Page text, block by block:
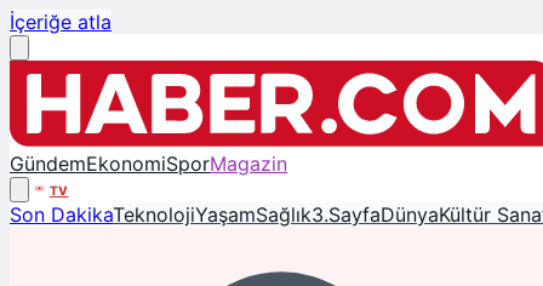
İçeriğe atla
GündemEkonomiSporMagazin
TV
Son DakikaTeknolojiYaşamSağlık3.SayfaDünyaKültür